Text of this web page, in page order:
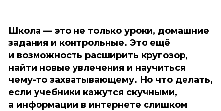
Школа — это не только уроки, домашние
задания и контрольные. Это ещё
и возможность расширить кругозор,
найти новые увлечения и научиться
чему-то захватывающему. Но что делать,
если учебники кажутся скучными,
а информации в интернете слишком